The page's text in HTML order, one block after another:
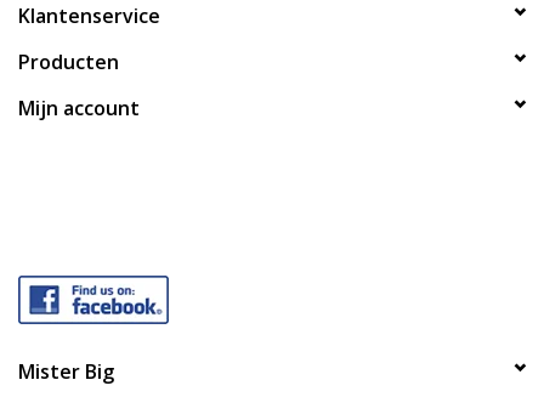
Klantenservice
Producten
Mijn account
Mister Big